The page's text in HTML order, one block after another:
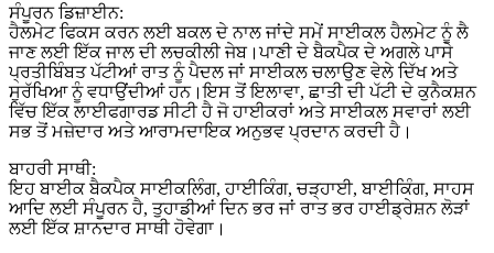
ਸੰਪੂਰਨ ਡਿਜ਼ਾਈਨ:
ਹੈਲਮੇਟ ਫਿਕਸ ਕਰਨ ਲਈ ਬਕਲ ਦੇ ਨਾਲ ਜਾਂਦੇ ਸਮੇਂ ਸਾਈਕਲ ਹੈਲਮੇਟ ਨੂੰ ਲੈ
ਜਾਣ ਲਈ ਇੱਕ ਜਾਲ ਦੀ ਲਚਕੀਲੀ ਜੇਬ।ਪਾਣੀ ਦੇ ਬੈਕਪੈਕ ਦੇ ਅਗਲੇ ਪਾਸੇ
ਪ੍ਰਤੀਬਿੰਬਤ ਪੱਟੀਆਂ ਰਾਤ ਨੂੰ ਪੈਦਲ ਜਾਂ ਸਾਈਕਲ ਚਲਾਉਣ ਵੇਲੇ ਦਿੱਖ ਅਤੇ
ਸੁਰੱਖਿਆ ਨੂੰ ਵਧਾਉਂਦੀਆਂ ਹਨ।ਇਸ ਤੋਂ ਇਲਾਵਾ, ਛਾਤੀ ਦੀ ਪੱਟੀ ਦੇ ਕੁਨੈਕਸ਼ਨ
ਵਿੱਚ ਇੱਕ ਲਾਈਫਗਾਰਡ ਸੀਟੀ ਹੈ ਜੋ ਹਾਈਕਰਾਂ ਅਤੇ ਸਾਈਕਲ ਸਵਾਰਾਂ ਲਈ
ਸਭ ਤੋਂ ਮਜ਼ੇਦਾਰ ਅਤੇ ਆਰਾਮਦਾਇਕ ਅਨੁਭਵ ਪ੍ਰਦਾਨ ਕਰਦੀ ਹੈ।
ਬਾਹਰੀ ਸਾਥੀ:
ਇਹ ਬਾਈਕ ਬੈਕਪੈਕ ਸਾਈਕਲਿੰਗ, ਹਾਈਕਿੰਗ, ਚੜ੍ਹਾਈ, ਬਾਈਕਿੰਗ, ਸਾਹਸ
ਆਦਿ ਲਈ ਸੰਪੂਰਨ ਹੈ, ਤੁਹਾਡੀਆਂ ਦਿਨ ਭਰ ਜਾਂ ਰਾਤ ਭਰ ਹਾਈਡ੍ਰੇਸ਼ਨ ਲੋੜਾਂ
ਲਈ ਇੱਕ ਸ਼ਾਨਦਾਰ ਸਾਥੀ ਹੋਵੇਗਾ।